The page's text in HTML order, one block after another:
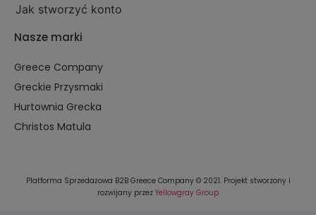
Jak stworzyć konto
Nasze marki
Greece Company
Greckie Przysmaki
Hurtownia Grecka
Christos Matula
Platforma Sprzedażowa B2B Greece Company © 2021. Projekt stworzony i
rozwijany przez Yellowgray Group